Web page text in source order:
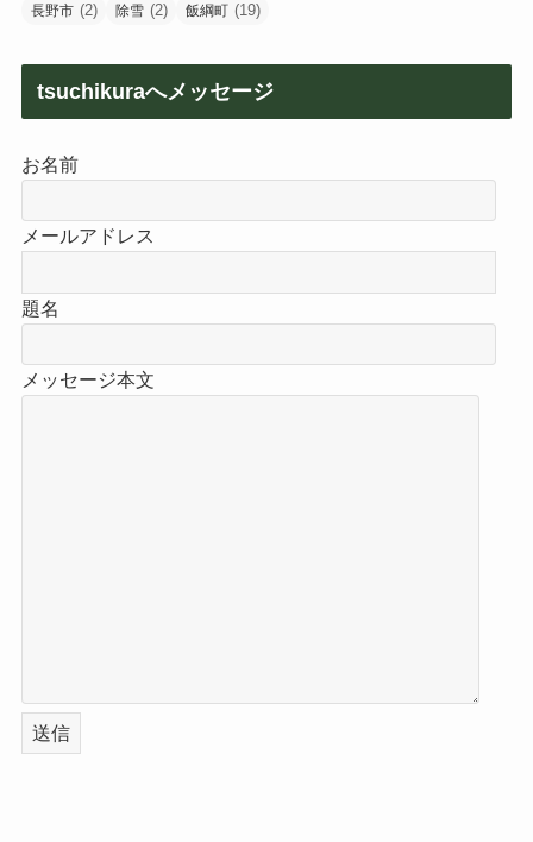
長野市 (2) 除雪 (2) 飯綱町 (19)
tsuchikuraへメッセージ
お名前
メールアドレス
題名
メッセージ本文